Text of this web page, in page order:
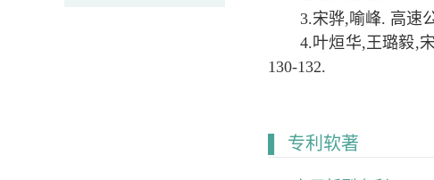
3.宋骅,喻峰. 高速
4.叶烜华,王璐毅,
130-132.
专利软著